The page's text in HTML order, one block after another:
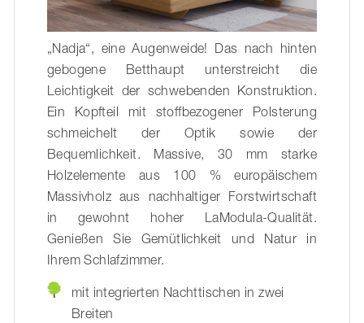
Nadja“, eine Augenweide! Das nach hinten
gebogene Betthaupt unterstreicht die
Leichtigkeit der schwebenden Konstruktion.
Ein Kopfteil mit stoffbezogener Polsterung
schmeichelt der Optik sowie der
Bequemlichkeit. Massive, 30 mm starke
Holzelemente aus 100 % europäischem
Massivholz aus nachhaltiger Forstwirtschaft
in gewohnt hoher LaModula-Qualität.
Genießen Sie Gemütlichkeit und Natur in
Ihrem Schlafzimmer.
mit integrierten Nachttischen in zwei
Breiten